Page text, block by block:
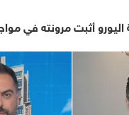
أثبت مرونته في